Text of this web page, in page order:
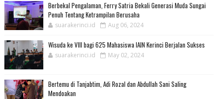
Berbekal Pengalaman, Ferry Satria Bekali Generasi Muda Sungai
Penuh Tentang Ketrampilan Berusaha
suarakerinci.id Aug 06, 2024
Wisuda ke VIII bagi 625 Mahasiswa IAIN Kerinci Berjalan Sukses
suarakerinci.id May 02, 2024
Bertemu di Tanjabtim, Adi Rozal dan Abdullah Sani Saling
Mendoakan